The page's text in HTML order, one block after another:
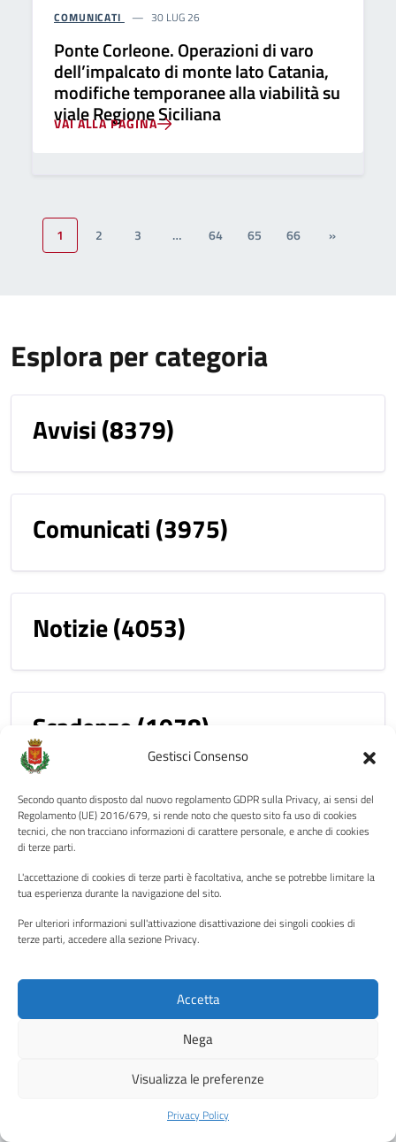
Gestisci Consenso
Secondo quanto disposto dal nuovo regolamento GDPR sulla Privacy, ai sensi del
Regolamento (UE) 2016/679, si rende noto che questo sito fa uso di cookies
tecnici, che non tracciano informazioni di carattere personale, e anche di cookies
di terze parti.
L'accettazione di cookies di terze parti è facoltativa, anche se potrebbe limitare la
tua esperienza durante la navigazione del sito.
Per ulteriori informazioni sull'attivazione disattivazione dei singoli cookies di
terze parti, accedere alla sezione Privacy.
Accetta
Nega
Visualizza le preferenze
Privacy Policy
COMUNICATI 30 LUG 26
Ponte Corleone. Operazioni di varo
dell’impalcato di monte lato Catania,
modifiche temporanee alla viabilità su
viale Regione Siciliana
VAI ALLA PAGINA
1 2 3 … 64 65 66 »
Esplora per categoria
Avvisi(8379)
Comunicati(3975)
Notizie(4053)
Scadenze(1078)
Quanto sono chiare le informazioni su questa
pagina?
Valuta 5 stelle su 5
Valuta 4 stelle su 5
Valuta 3 stelle su 5
Valuta 2 stelle su 5
Valuta 1 stelle su 5
Leggi le domande frequenti
Richiedi assistenza